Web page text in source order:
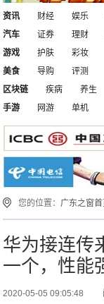
资讯 财经 娱乐
汽车
证券 理财
游戏
护肤
彩妆
美食
导购 评测
区块链
疾病
养生
手游
网游 单机
您的位置： 广东之窗首
华为接连传
一个，性能
2020-05-05 09:05:48